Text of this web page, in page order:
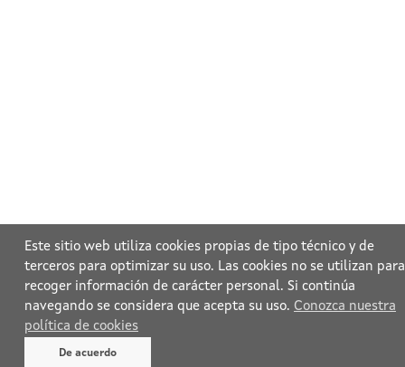
Este sitio web utiliza cookies propias de tipo técnico y de
terceros para optimizar su uso. Las cookies no se utilizan para
recoger información de carácter personal. Si continúa
navegando se considera que acepta su uso. Conozca nuestra
política de cookies
De acuerdo